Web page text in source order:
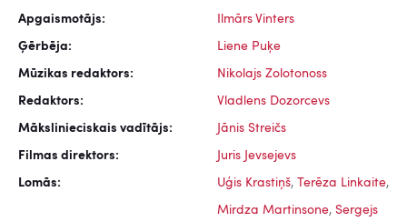
Apgaismotājs: Ilmārs Vinters
Ģērbēja: Liene Puķe
Mūzikas redaktors: Nikolajs Zolotonoss
Redaktors: Vladlens Dozorcevs
Mākslinieciskais vadītājs: Jānis Streičs
Filmas direktors: Juris Jevsejevs
Lomās: Uģis Krastiņš, Terēza Linkaite,
Mirdza Martinsone, Sergejs